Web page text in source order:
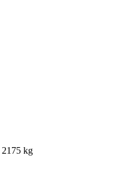
2175 kg